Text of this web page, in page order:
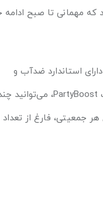
مهمانی تا صبح ادامه
دارای استاندارد ضدآب و
PartyBoost، می‌توانید
جمعیتی، فارغ از تعداد